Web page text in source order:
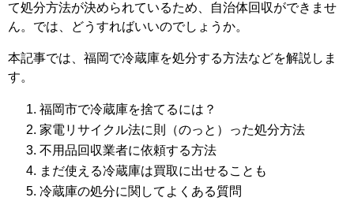
て処分方法が決められているため、自治体回収ができませ
ん。では、どうすればいいのでしょうか。
本記事では、福岡で冷蔵庫を処分する方法などを解説しま
す。
福岡市で冷蔵庫を捨てるには？
家電リサイクル法に則（のっと）った処分方法
不用品回収業者に依頼する方法
まだ使える冷蔵庫は買取に出せることも
冷蔵庫の処分に関してよくある質問